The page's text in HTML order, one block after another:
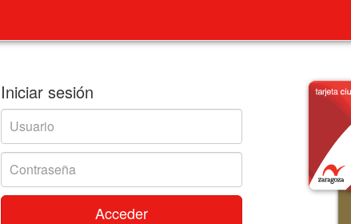
Iniciar sesión
Usuario
Contraseña
Acceder